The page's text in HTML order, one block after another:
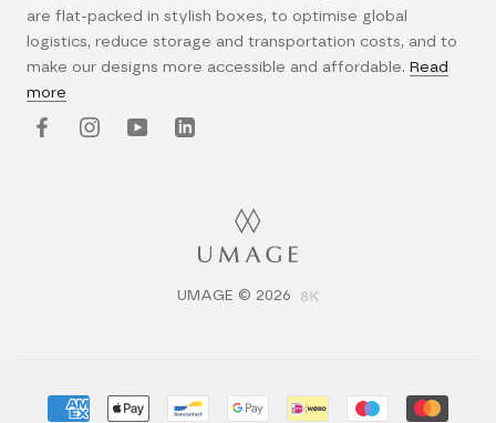
are flat-packed in stylish boxes, to optimise global
logistics, reduce storage and transportation costs, and to
make our designs more accessible and affordable. Read
more
UMAGE © 2026